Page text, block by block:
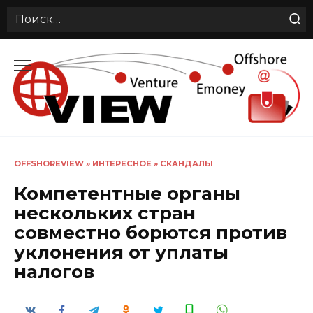
Search
содержанию
OFFSHOREVIEW » ИНТЕРЕСНОЕ » СКАНДАЛЫ
Компетентные органы
нескольких стран
совместно борются против
уклонения от уплаты
налогов